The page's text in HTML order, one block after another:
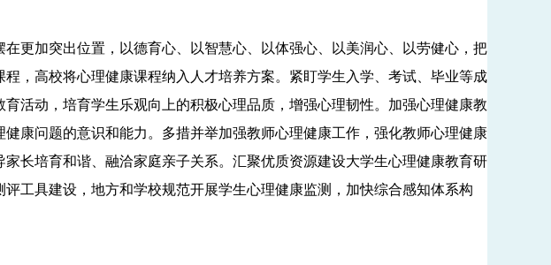
加突出位置，以德育心、以智慧心、以体强心、以美润心、以劳健心，把
，高校将心理健康课程纳入人才培养方案。紧盯学生入学、考试、毕业等成
活动，培育学生乐观向上的积极心理品质，增强心理韧性。加强心理健康教
康问题的意识和能力。多措并举加强教师心理健康工作，强化教师心理健康
长培育和谐、融洽家庭亲子关系。汇聚优质资源建设大学生心理健康教育研
工具建设，地方和学校规范开展学生心理健康监测，加快综合感知体系构